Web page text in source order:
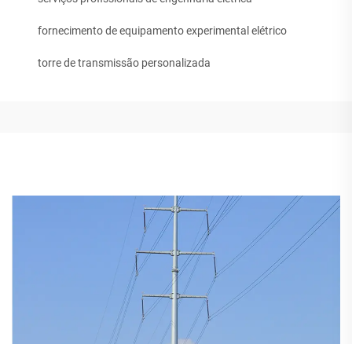
fornecimento de equipamento experimental elétrico
torre de transmissão personalizada